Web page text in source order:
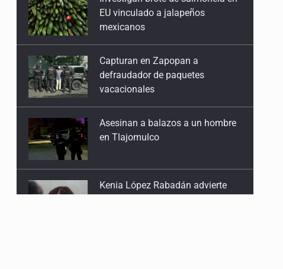
Capturan en Zapopan a
Asesinan a balazos a un hombre
audiencias